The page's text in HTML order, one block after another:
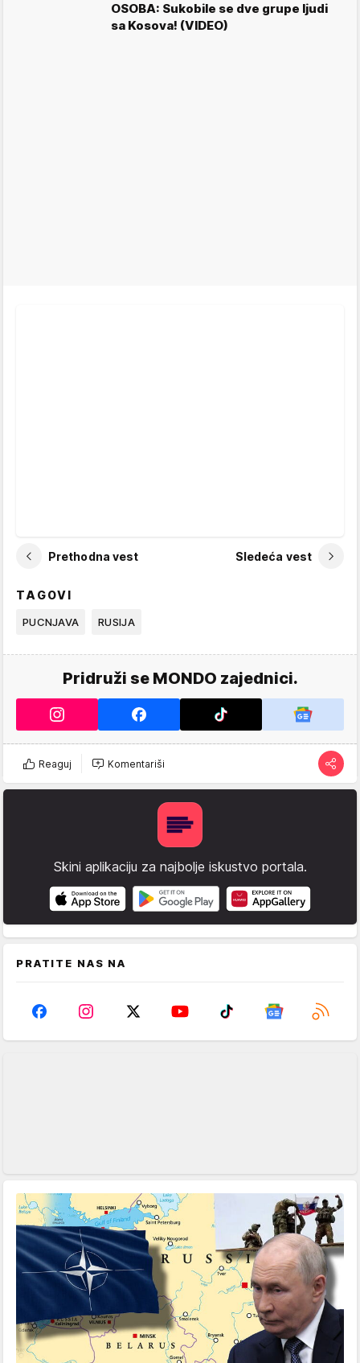
OSOBA: Sukobile se dve grupe ljudi
sa Kosova! (VIDEO)
Prethodna vest Sledeća vest
TAGOVI
PUCNJAVA RUSIJA
Pridruži se MONDO zajednici.
Reaguj Komentariši
Skini aplikaciju za najbolje iskustvo portala.
PRATITE NAS NA